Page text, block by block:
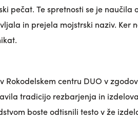
pečat. Te spretnosti se je naučila
in prejela mojstrski naziv. Ker
Rokodelskem centru DUO v
tradicijo rezbarjenja in
boste odtisnili testo v že